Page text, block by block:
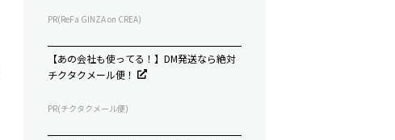
PR(ReFa GINZA on CREA)
【あの会社も使ってる！】DM発送なら絶対
チクタクメール便！
PR(チクタクメール便)